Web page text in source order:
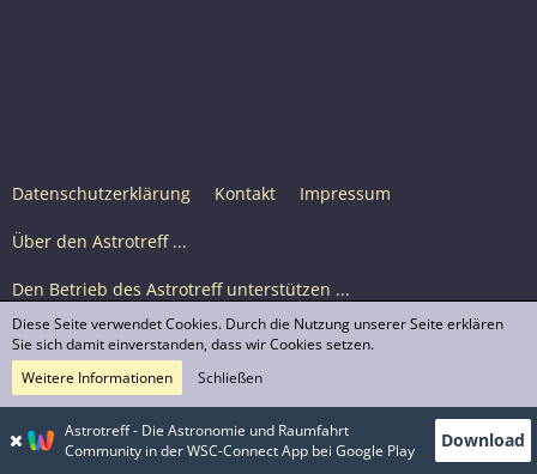
Datenschutzerklärung Kontakt Impressum
Über den Astrotreff ...
Den Betrieb des Astrotreff unterstützen ...
Nutzungsbedingungen
© Astrotreff 2001-2026, lizenziert unter CC BY-SA,
sofern für einzelne Inhalte nicht anders angegeben
Astrotreff - Die Astronomie und Raumfahrt
Community in der WSC-Connect App bei Google Play
Download
Diese Seite verwendet Cookies. Durch die Nutzung unserer Seite erklären
Sie sich damit einverstanden, dass wir Cookies setzen.
Weitere Informationen
Schließen